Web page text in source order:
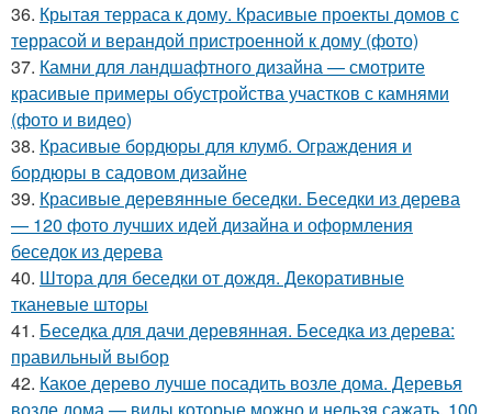
36. Крытая терраса к дому. Красивые проекты домов с
террасой и верандой пристроенной к дому (фото)
37. Камни для ландшафтного дизайна — смотрите
красивые примеры обустройства участков с камнями
(фото и видео)
38. Красивые бордюры для клумб. Ограждения и
бордюры в садовом дизайне
39. Красивые деревянные беседки. Беседки из дерева
— 120 фото лучших идей дизайна и оформления
беседок из дерева
40. Штора для беседки от дождя. Декоративные
тканевые шторы
41. Беседка для дачи деревянная. Беседка из дерева:
правильный выбор
42. Какое дерево лучше посадить возле дома. Деревья